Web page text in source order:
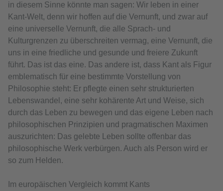
in diesem Sinne könnte man sagen: Wir leben in einer
Kant-Welt, denn wir hoffen auf die Vernunft, und zwar auf
eine universelle Vernunft, die alle Sprach- und
Kulturgrenzen zu überschreiten vermag, eine Vernunft, die
uns in eine friedliche und gesunde und freiere Zukunft
führt. Das ist das eine. Das andere ist, dass Kant als Figur
emblematisch für eine bestimmte Vorstellung von
Philosophie steht: Er pflegte einen sehr strukturierten
Lebenswandel, eine sehr kohärente Art und Weise, sich
durch das Leben zu bewegen und das eigene Leben nach
philosophischen Prinzipien und pragmatischen Maximen
auszurichten: Das gelebte Leben sollte offenbar das
philosophische Werk verbürgen. Auch als Person wird er
so zum Helden.
Im europäischen Vergleich kommt Kants